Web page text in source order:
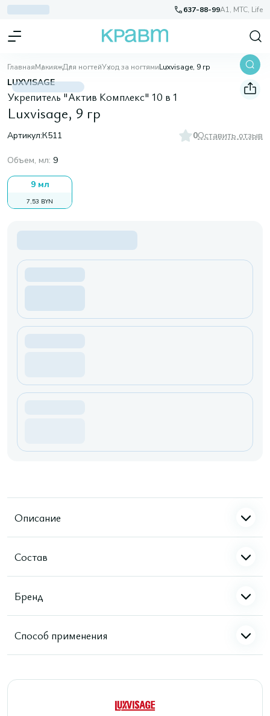
637-88-99A1, МТС, Life
ГлавнаяМакияжДля ногтейУход за ногтямиLuxvisage, 9 гр
LUXVISAGE
Укрепитель "Актив Комплекс" 10 в 1
Luxvisage, 9 гр
Артикул:К511 0Оставить отзыв
Объем, мл: 9
9 мл
7,53 BYN
Описание
Состав
Бренд
Способ применения